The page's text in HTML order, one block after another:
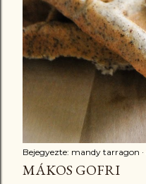
Bejegyezte: mandy tarragon
MÁKOS GOFRI